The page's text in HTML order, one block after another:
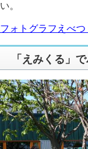
い。
フォトグラフえべ
「えみくる」